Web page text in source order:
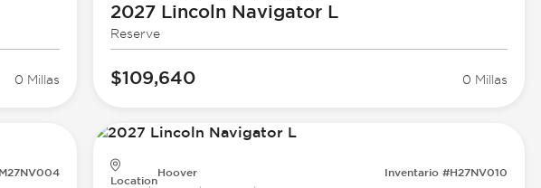
0 Millas
2027 Lincoln Navigator L
Reserve
$109,640 0 Millas
Location
Hoover Inventario #H27NV010